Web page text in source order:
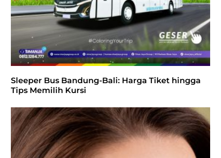
Sleeper Bus Bandung-Bali: Harga Tiket hingga
Tips Memilih Kursi